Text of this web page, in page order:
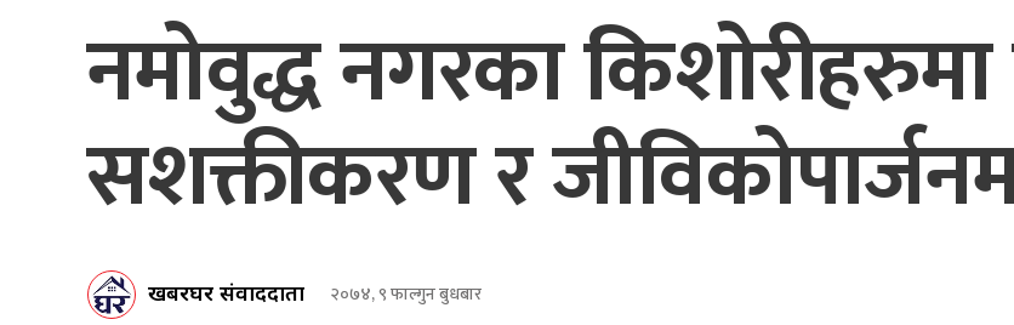
नमोवुद्ध नगरका
सशक्तीकरण र
खबरघर संवाददाता २०७४, ९ फाल्गुन बुधबार